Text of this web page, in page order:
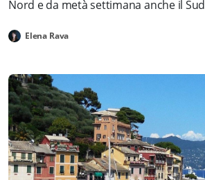
Nord e da metà settimana anche il Sud
Elena Rava